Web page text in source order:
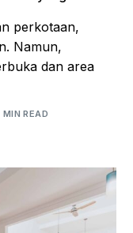
perkotaan,
Namun,
dan area
MIN READ